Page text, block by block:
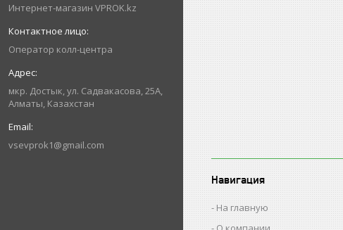
Интернет-магазин VPROK.kz
Оператор колл-центра
мкр. Достык, ул. Садвакасова, 25А,
Алматы, Казахстан
vsevprok1@gmail.com
Навигация
На главную